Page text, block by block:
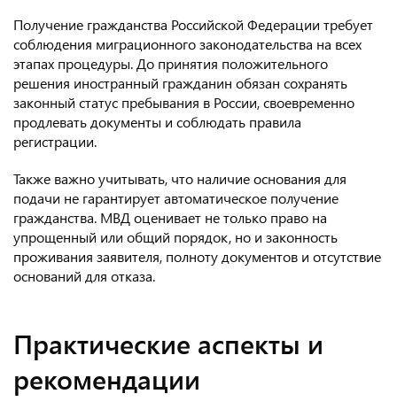
Получение гражданства Российской Федерации требует
соблюдения миграционного законодательства на всех
этапах процедуры. До принятия положительного
решения иностранный гражданин обязан сохранять
законный статус пребывания в России, своевременно
продлевать документы и соблюдать правила
регистрации.
Также важно учитывать, что наличие основания для
подачи не гарантирует автоматическое получение
гражданства. МВД оценивает не только право на
упрощенный или общий порядок, но и законность
проживания заявителя, полноту документов и отсутствие
оснований для отказа.
Практические аспекты и
рекомендации